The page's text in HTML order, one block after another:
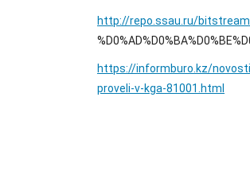
http://repo.ssau.ru/bitstream/
https://informburo.kz/
proveli-v-kga-81001.html